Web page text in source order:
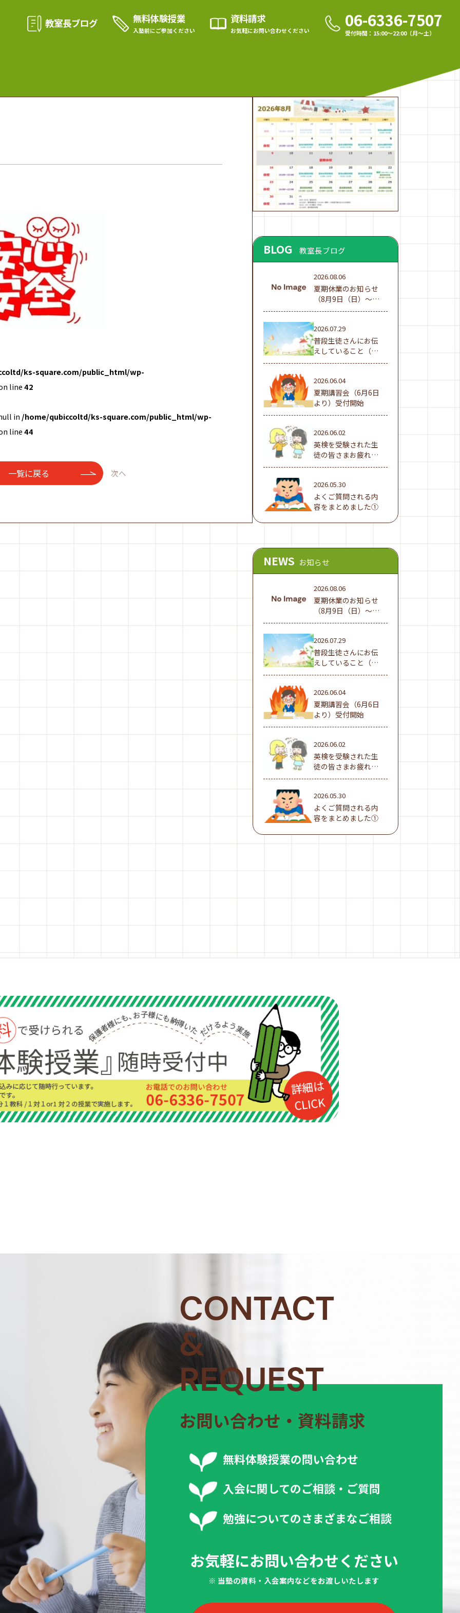
教室長ブログ 無料体験授業
入塾前にご参加ください
資料請求
お気軽にお問い合わせください 06-6336-7507
受付時間：15:00〜22:00（月〜土）
ks-square.com/public_html/wp-
line42
in /home/qubiccoltd/ks-square.com/public_html/wp-
line44
一覧に戻る 次へ
BLOG 教室長ブログ
2026.08.06
夏期休業のお知らせ
（8月9日（日）～16
日（日））
2026.07.29
普段生徒さんにお伝
えしていること（夏
休み編①）
2026.06.04
夏期講習会（6月6日
より）受付開始
2026.06.02
英検を受験された生
徒の皆さまお疲れ様
でした！
2026.05.30
よくご質問される内
容をまとめました①
NEWS お知らせ
2026.08.06
夏期休業のお知らせ
（8月9日（日）～16
日（日））
2026.07.29
普段生徒さんにお伝
えしていること（夏
休み編①）
2026.06.04
夏期講習会（6月6日
より）受付開始
2026.06.02
英検を受験された生
徒の皆さまお疲れ様
でした！
2026.05.30
よくご質問される内
容をまとめました①
CONTACT
&
REQUEST
お問い合わせ・資料請求
無料体験授業の問い合わせ
入会に関してのご相談・ご質問
勉強についてのさまざまなご相談
お気軽にお問い合わせください
※ 当塾の資料・入会案内などをお渡しいたします